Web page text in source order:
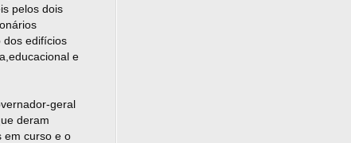
pelos dois
dos edifícios
e
geral
deram
em curso e o